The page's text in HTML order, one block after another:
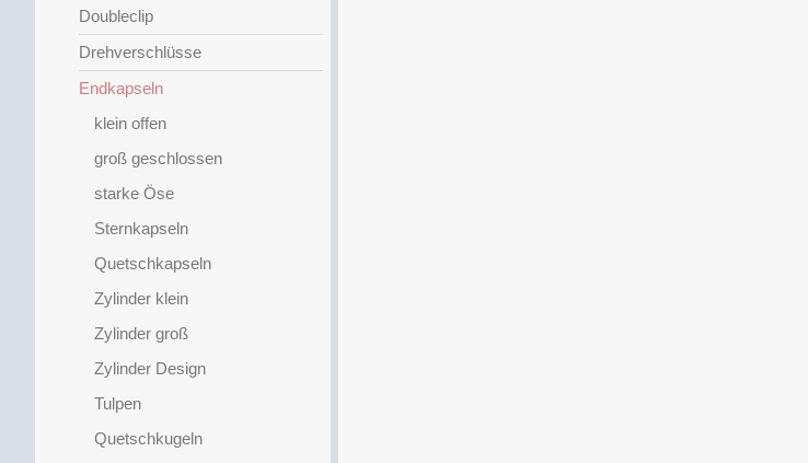
Doubleclip
Drehverschlüsse
Endkapseln
klein offen
groß geschlossen
starke Öse
Sternkapseln
Quetschkapseln
Zylinder klein
Zylinder groß
Zylinder Design
Tulpen
Quetschkugeln